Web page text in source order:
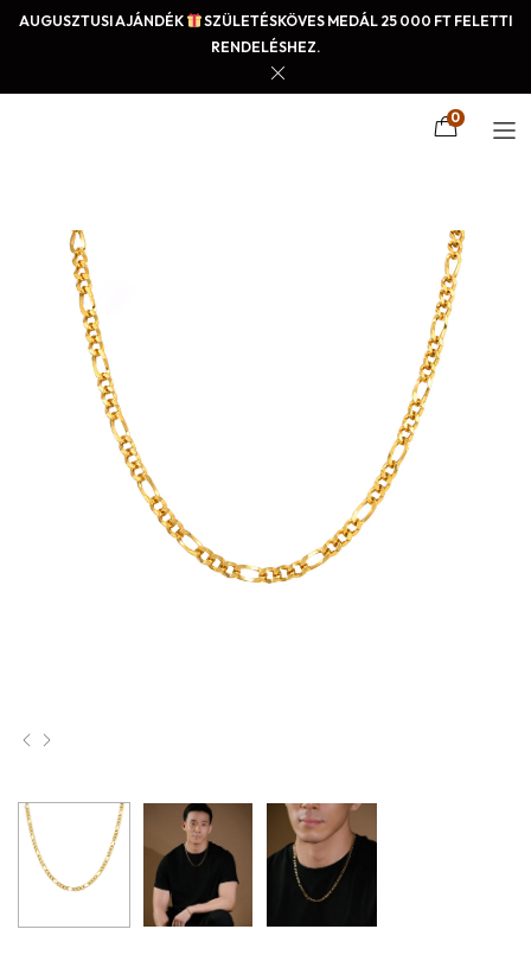
AUGUSZTUSI AJÁNDÉK
SZÜLETÉSKÖVES MEDÁL 25 000 FT FELETTI
RENDELÉSHEZ.
0